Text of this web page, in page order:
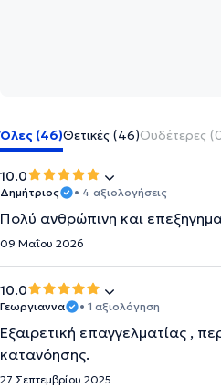
Όλες (46)Θετικές (46)Ουδέτερες
10.0
Δημήτριος • 4 αξιολογήσεις
Πολύ ανθρώπινη και
09 Μαΐου 2026
10.0
Γεωργιαννα • 1 αξιολόγηση
Εξαιρετική επαγγελματίας ,
κατανόησης.
27 Σεπτεμβρίου 2025